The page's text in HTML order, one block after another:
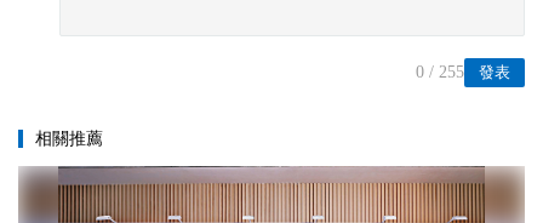
發表
0 / 255
相關推薦